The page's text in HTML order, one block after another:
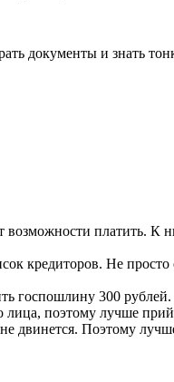
документы и знать
платить. К
кредиторов. Не
госпошлину 300 рублей.
лица, поэтому лучше
двинется. Поэтому